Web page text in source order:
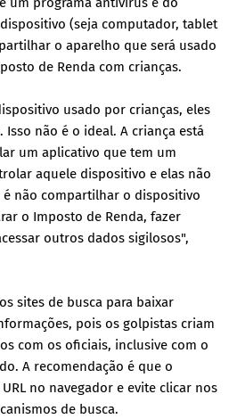
(seja computador, tablet
o aparelho que será usado
de Renda com crianças.
usado por crianças, eles
não é o ideal. A criança está
um aplicativo que tem um
aquele dispositivo e elas não
é não compartilhar o dispositivo
o Imposto de Renda, fazer
outros dados sigilosos",
sites de busca para baixar
pois os golpistas criam
com os oficiais, inclusive com o
A recomendação é que o
no navegador e evite clicar nos
de busca.